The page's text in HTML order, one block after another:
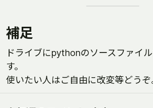
補足
ドライブにpythonのソースファイ
す。
使いたい人はご自由に改変等どうぞ